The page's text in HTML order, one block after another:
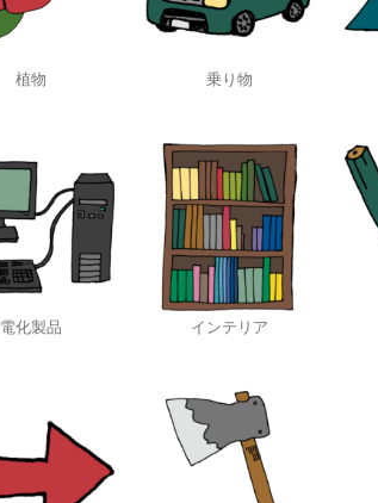
植物 乗り物
電化製品 インテリア